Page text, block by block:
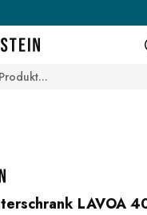
LAVOA